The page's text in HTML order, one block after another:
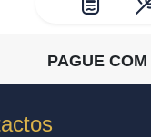
PAGUE COM